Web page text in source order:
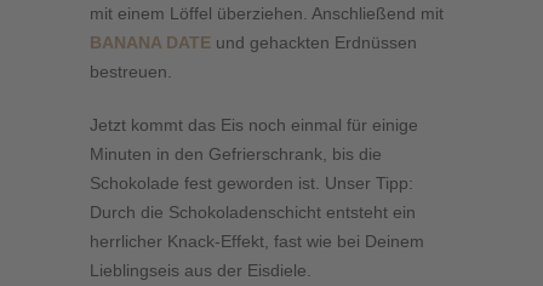
mit einem Löffel überziehen. Anschließend mit
BANANA DATE und gehackten Erdnüssen
bestreuen.
Jetzt kommt das Eis noch einmal für einige
Minuten in den Gefrierschrank, bis die
Schokolade fest geworden ist. Unser Tipp:
Durch die Schokoladenschicht entsteht ein
herrlicher Knack-Effekt, fast wie bei Deinem
Lieblingseis aus der Eisdiele.